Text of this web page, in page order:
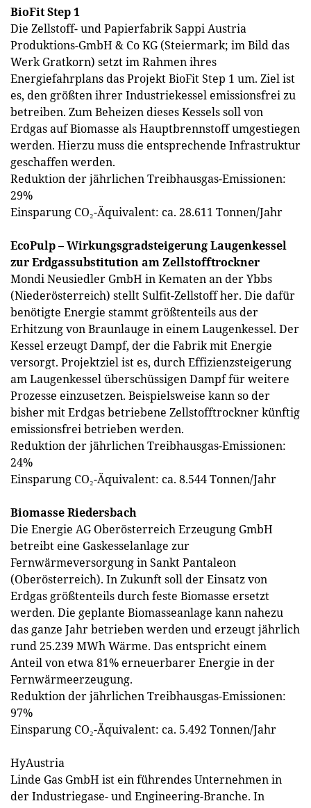
BioFit Step 1
Die Zellstoff- und Papierfabrik Sappi Austria
Produktions-GmbH & Co KG (Steiermark; im Bild das
Werk Gratkorn) setzt im Rahmen ihres
Energiefahrplans das Projekt BioFit Step 1 um. Ziel ist
es, den größten ihrer Industriekessel emissionsfrei zu
betreiben. Zum Beheizen dieses Kessels soll von
Erdgas auf Biomasse als Hauptbrennstoff umgestiegen
werden. Hierzu muss die entsprechende Infrastruktur
geschaffen werden.
Reduktion der jährlichen Treibhausgas-Emissionen:
29%
Einsparung CO₂-Äquivalent: ca. 28.611 Tonnen/Jahr
EcoPulp – Wirkungsgradsteigerung Laugenkessel
zur Erdgassubstitution am Zellstofftrockner
Mondi Neusiedler GmbH in Kematen an der Ybbs
(Niederösterreich) stellt Sulfit-Zellstoff her. Die dafür
benötigte Energie stammt größtenteils aus der
Erhitzung von Braunlauge in einem Laugenkessel. Der
Kessel erzeugt Dampf, der die Fabrik mit Energie
versorgt. Projektziel ist es, durch Effizienzsteigerung
am Laugenkessel überschüssigen Dampf für weitere
Prozesse einzusetzen. Beispielsweise kann so der
bisher mit Erdgas betriebene Zellstofftrockner künftig
emissionsfrei betrieben werden.
Reduktion der jährlichen Treibhausgas-Emissionen:
24%
Einsparung CO₂-Äquivalent: ca. 8.544 Tonnen/Jahr
Biomasse Riedersbach
Die Energie AG Oberösterreich Erzeugung GmbH
betreibt eine Gaskesselanlage zur
Fernwärmeversorgung in Sankt Pantaleon
(Oberösterreich). In Zukunft soll der Einsatz von
Erdgas größtenteils durch feste Biomasse ersetzt
werden. Die geplante Biomasseanlage kann nahezu
das ganze Jahr betrieben werden und erzeugt jährlich
rund 25.239 MWh Wärme. Das entspricht einem
Anteil von etwa 81% erneuerbarer Energie in der
Fernwärmeerzeugung.
Reduktion der jährlichen Treibhausgas-Emissionen:
97%
Einsparung CO₂-Äquivalent: ca. 5.492 Tonnen/Jahr
HyAustria
Linde Gas GmbH ist ein führendes Unternehmen in
der Industriegase- und Engineering-Branche. In